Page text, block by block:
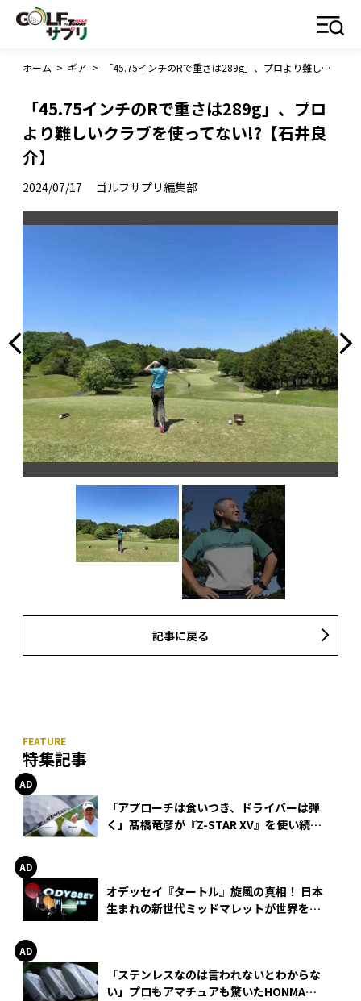
ホーム > ギア > 「45.75インチのRで重さは289g」、プロより難しいクラブを使ってない!?【石井良介】
「45.75インチのRで重さは289g」、プロ
より難しいクラブを使ってない!?【石井良
介】
2024/07/17 ゴルフサプリ編集部
記事に戻る
特集記事
「アプローチは食いつき、ドライバーは弾
く」髙橋竜彦が『Z-STAR XV』を使い続け
オデッセイ『タートル』旋風の真相！ 日本
生まれの新世代ミッドマレットが世界を席
「ステンレスなのは言われないとわからな
い」プロもアマチュアも驚いたHONMA